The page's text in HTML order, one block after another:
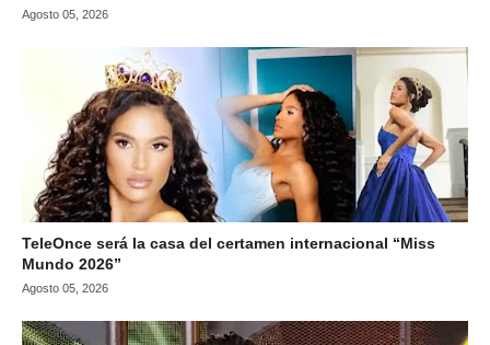
Agosto 05, 2026
TeleOnce será la casa del certamen internacional “Miss
Mundo 2026”
Agosto 05, 2026